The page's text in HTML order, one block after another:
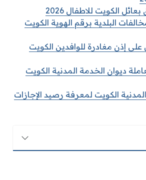
الكويت للاطفال 2026
البلدية برقم الهوية الكويت
إذن مغادرة للوافدين الكويت
ديوان الخدمة المدنية الكويت
الكويت لمعرفة رصيد الإجازات